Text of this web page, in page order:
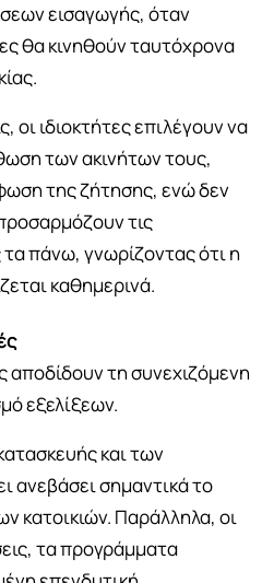
εισαγωγής, όταν
θα κινηθούν ταυτόχρονα
οι ιδιοκτήτες επιλέγουν να
των ακινήτων τους,
της ζήτησης, ενώ δεν
τις
πάνω, γνωρίζοντας ότι η
καθημερινά.
τη συνεχιζόμενη
εξελίξεων.
και των
ανεβάσει σημαντικά το
κατοικιών. Παράλληλα, οι
τα προγράμματα